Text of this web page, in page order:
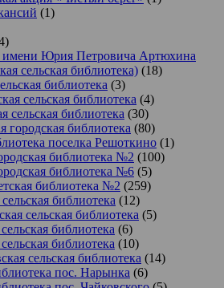
(1)
имени Юрия Петровича Артюхина
сельская библиотека) (18)
библиотека (3)
сельская библиотека (4)
сельская библиотека (30)
городская библиотека (80)
поселка Решоткино (1)
библиотека №2 (100)
библиотека №6 (5)
библиотека №2 (259)
библиотека (12)
сельская библиотека (5)
библиотека (6)
библиотека (10)
сельская библиотека (14)
пос. Нарынка (6)